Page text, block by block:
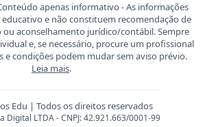
apenas informativo - As informações
e não constituem recomendação de
aconselhamento jurídico/contábil. Sempre
e, se necessário, procure um profissional
e condições podem mudar sem aviso prévio.
Leia mais.
Edu | Todos os direitos reservados
Digital LTDA - CNPJ: 42.921.663/0001-99